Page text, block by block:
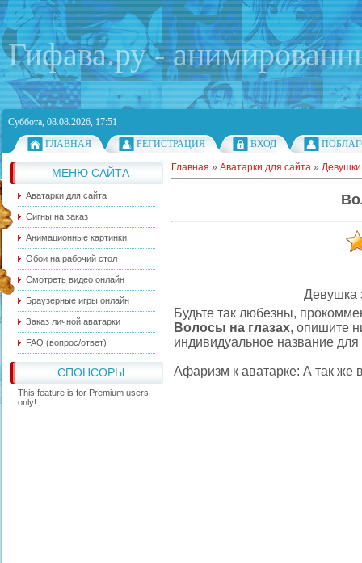
Гифава.ру -
Суббота, 08.08.2026, 17:51
ГЛАВНАЯ
РЕГИСТРАЦИЯ ВХОД
МЕНЮ САЙТА
Аватарки для сайта
Сигны на заказ
Анимационные картинки
Обои на рабочий стол
Смотреть видео онлайн
Браузерные игры онлайн
Заказ личной аватарки
FAQ (вопрос/ответ)
СПОНСОРЫ
This feature is for Premium users
only!
Главная » Аватарки для сайта »
Девушка
Будьте так любезны,
Волосы на глазах, опишите
индивидуальное название
Афаризм к аватарке: А так же